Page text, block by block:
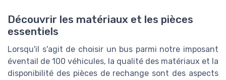
Découvrir les matériaux et les pièces
essentiels
Lorsqu'il s'agit de choisir un bus parmi notre imposant
éventail de 100 véhicules, la qualité des matériaux et la
disponibilité des pièces de rechange sont des aspects